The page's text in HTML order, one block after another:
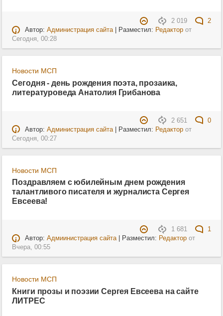
2 019
2
Автор: Администрация сайта| Разместил: Редакторот
Сегодня, 00:28
Новости МСП
Сегодня - день рождения поэта, прозаика,
литературоведа Анатолия Грибанова
2 651
0
Автор: Администрация сайта| Разместил: Редакторот
Сегодня, 00:27
Новости МСП
Поздравляем с юбилейным днем рождения
талантливого писателя и журналиста Сергея
Евсеева!
1 681
1
Автор: Адмиинистрация сайта| Разместил: Редакторот
Вчера, 00:55
Новости МСП
Книги прозы и поэзии Сергея Евсеева на сайте
ЛИТРЕС